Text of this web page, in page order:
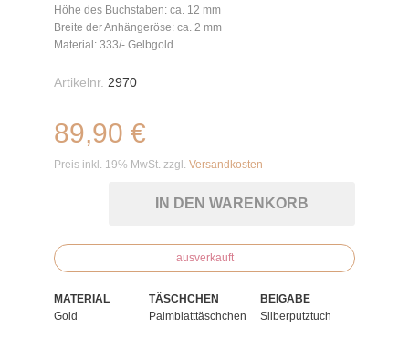
Höhe des Buchstaben: ca. 12 mm
Breite der Anhängeröse: ca. 2 mm
Material: 333/- Gelbgold
Artikelnr. 2970
89,90 €
Preis inkl. 19% MwSt. zzgl. Versandkosten
IN DEN WARENKORB
ausverkauft
MATERIAL
Gold
TÄSCHCHEN
Palmblatttäschchen
BEIGABE
Silberputztuch